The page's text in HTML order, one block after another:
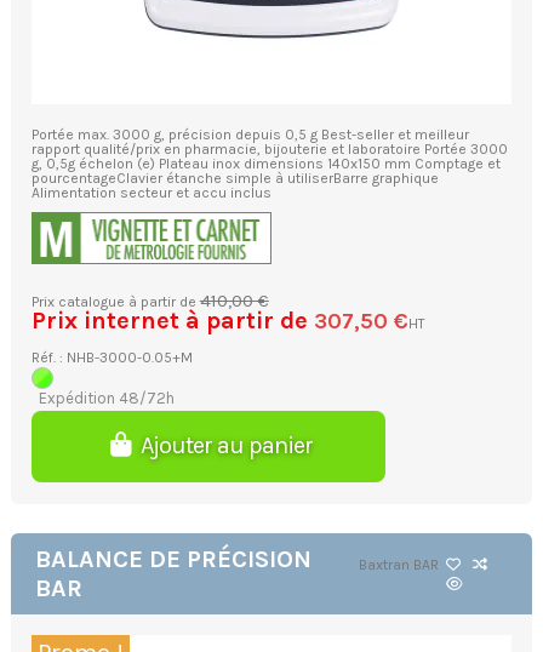
Portée max. 3000 g, précision depuis 0,5 g Best-seller et meilleur
rapport qualité/prix en pharmacie, bijouterie et laboratoire Portée 3000
g, 0,5g échelon (e) Plateau inox dimensions 140x150 mm Comptage et
pourcentageClavier étanche simple à utiliserBarre graphique
Alimentation secteur et accu inclus
Prix catalogue à partir de410,00 €
Prix internet à partir de 307,50 €HT
Réf. : NHB-3000-0.05+M
Expédition 48/72h
Ajouter au panier
BALANCE DE PRÉCISION
BAR
Baxtran BAR